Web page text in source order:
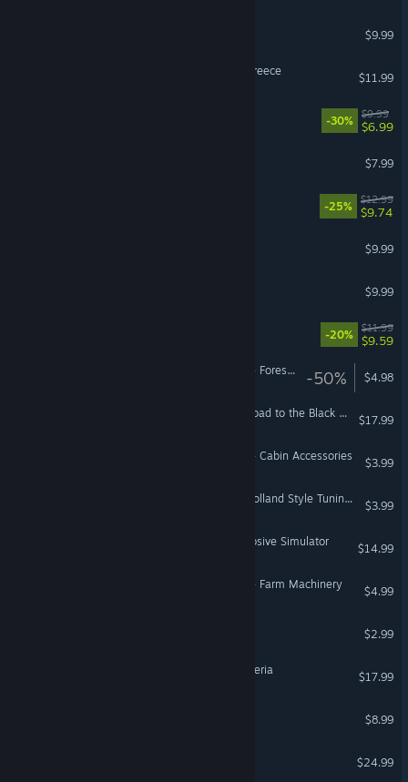
$9.99
Euro Truck Simulator 2 - Greece
$11.99
-30%
$9.99
$6.99
$7.99
-25%
$12.99
$9.74
$9.99
$9.99
-20%
$11.99
$9.59
American Truck Simulator - Forest Machinery -50% $4.98
Euro Truck Simulator 2 - Road to the Black Sea
$17.99
American Truck Simulator - Cabin Accessories
$3.99
Euro Truck Simulator 2 - Holland Style Tuning Pack
$3.99
Fireworks Mania - An Explosive Simulator
$14.99
American Truck Simulator - Farm Machinery
$4.99
$2.99
Euro Truck Simulator 2 - Iberia
$17.99
$8.99
$24.99